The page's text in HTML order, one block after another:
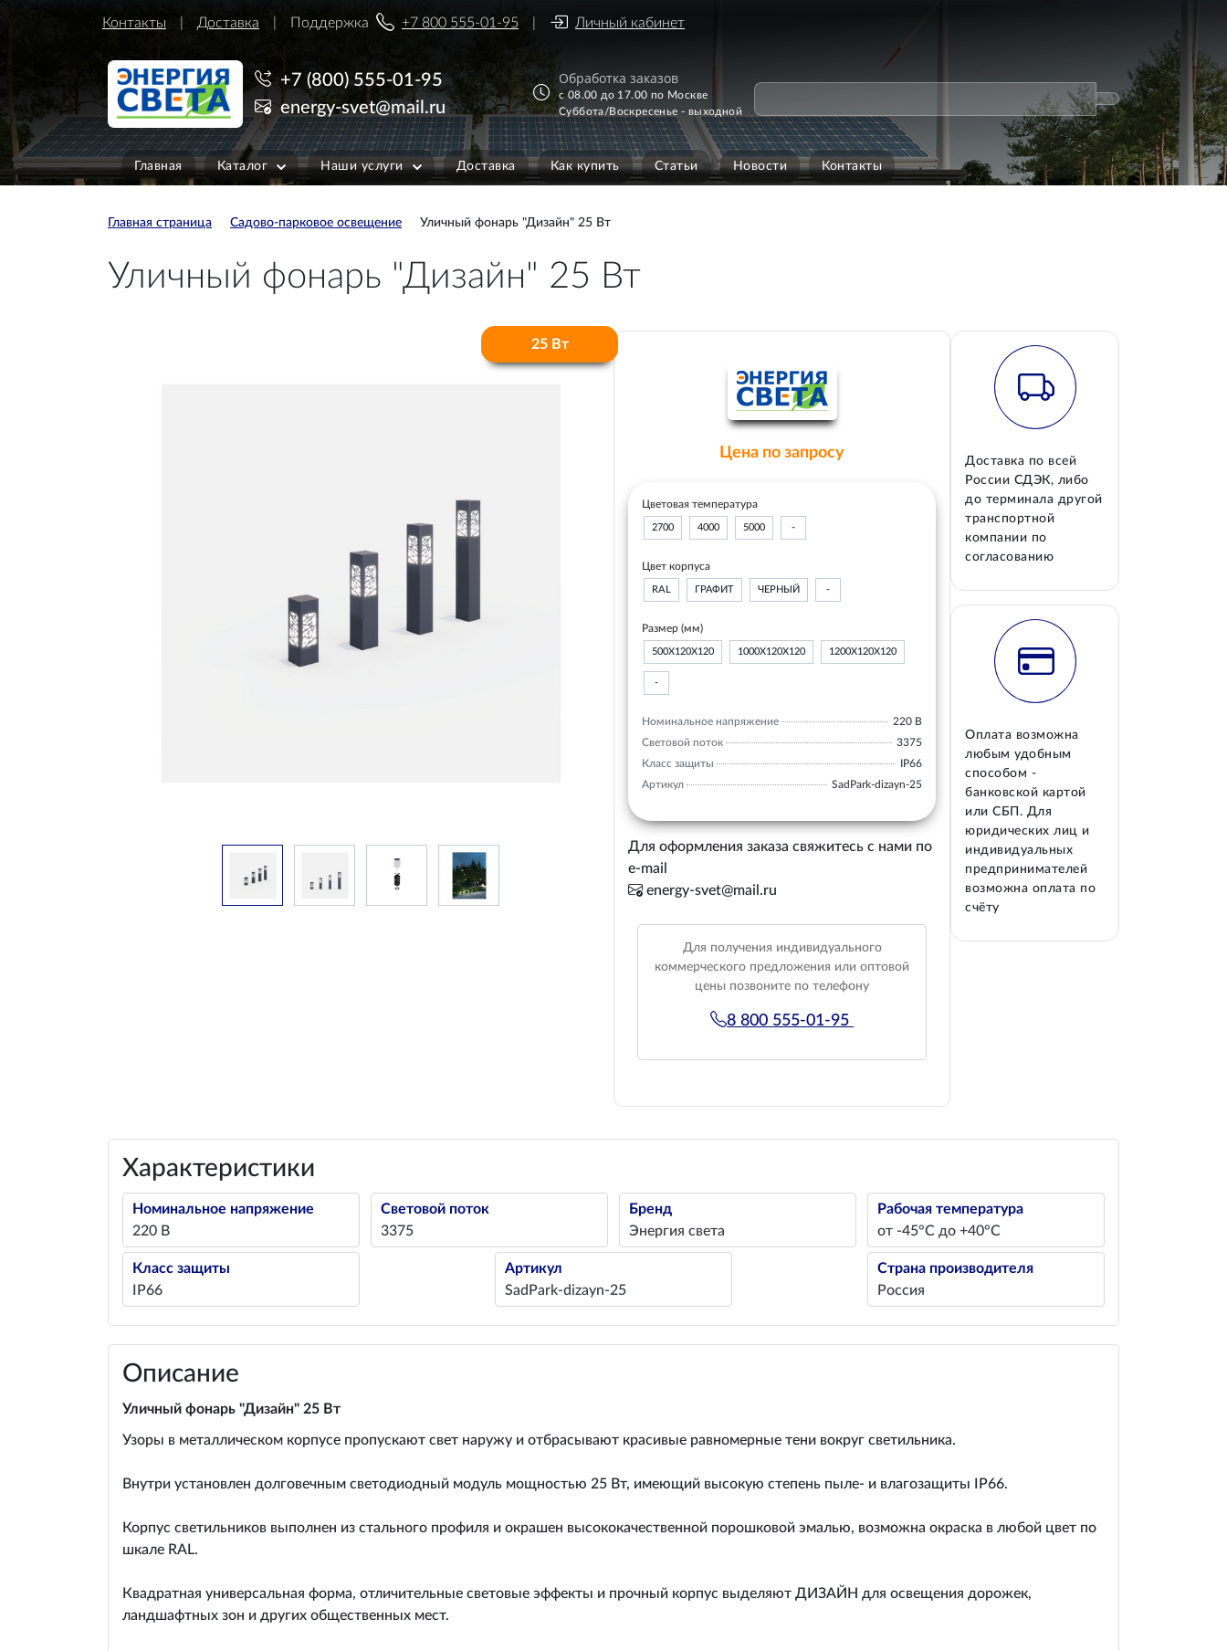
Контакты Доставка Поддержка +7 800 555-01-95 Личный кабинет
+7 (800) 555-01-95
energy-svet@mail.ru
Обработка заказов
с 08.00 до 17.00 по Москве
Суббота/Воскресенье - выходной
Главная Каталог Наши услуги Доставка Как купить Статьи Новости Контакты
Главная страница Садово-парковое освещение Уличный фонарь "Дизайн" 25 Вт
Уличный фонарь "Дизайн" 25 Вт
25 Вт
Цена по запросу
Цветовая температура
2700 4000 5000 -
Цвет корпуса
RAL ГРАФИТ ЧЕРНЫЙ -
Размер (мм)
500Х120Х120 1000Х120Х120 1200Х120Х120
-
Номинальное напряжение
220 В
Световой поток
3375
Класс защиты
IP66
Артикул
SadPark-dizayn-25
Для оформления заказа свяжитесь с нами по
e-mail
energy-svet@mail.ru
Для получения индивидуального
коммерческого предложения или оптовой
цены позвоните по телефону
8 800 555-01-95
Доставка по всей
России СДЭК, либо
до терминала другой
транспортной
компании по
согласованию
Оплата возможна
любым удобным
способом -
банковской картой
или СБП. Для
юридических лиц и
индивидуальных
предпринимателей
возможна оплата по
счёту
Характеристики
Номинальное напряжение
220 В
Световой поток
3375
Бренд
Энергия света
Рабочая температура
от -45°С до +40°С
Класс защиты
IP66
Артикул
SadPark-dizayn-25
Страна производителя
Россия
Описание
Уличный фонарь "Дизайн" 25 Вт
Узоры в металлическом корпусе пропускают свет наружу и отбрасывают красивые равномерные тени вокруг светильника.
Внутри установлен долговечным светодиодный модуль мощностью 25 Вт, имеющий высокую степень пыле- и влагозащиты IP66.
Корпус светильников выполнен из стального профиля и окрашен высококачественной порошковой эмалью, возможна окраска в любой цвет по
шкале RAL.
Квадратная универсальная форма, отличительные световые эффекты и прочный корпус выделяют ДИЗАЙН для освещения дорожек,
ландшафтных зон и других общественных мест.